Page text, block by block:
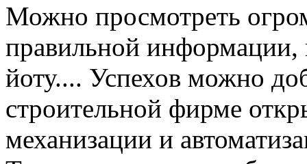
Можно просмотреть
правильной информации,
йоту.... Успехов можно
строительной фирме
механизации и